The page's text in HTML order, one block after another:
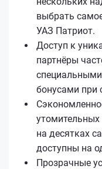
выбрать
УАЗ Патриот.
Доступ к
партнёры
бонусами при
на десятках
доступны на
Прозрачные